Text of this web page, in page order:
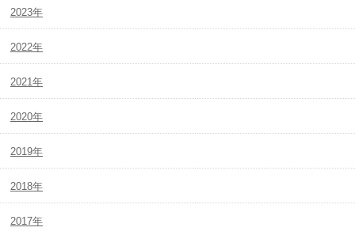
2023年
2022年
2021年
2020年
2019年
2018年
2017年